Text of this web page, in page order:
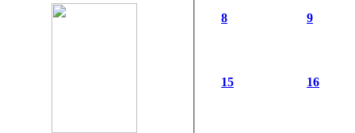
8 9
15 16